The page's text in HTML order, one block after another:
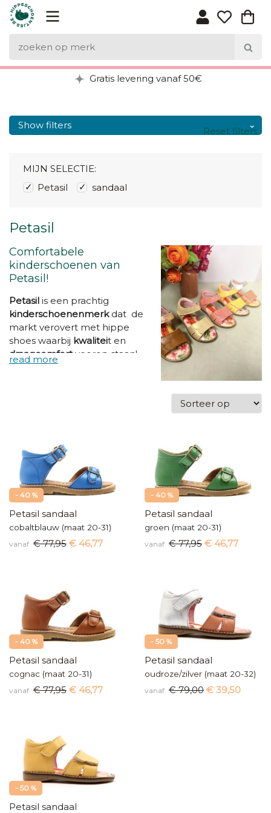
Gratis levering vanaf 50€
Show filters
Petasil
Comfortabele
kinderschoenen van
Petasil!
Petasil is een prachtig
kinderschoenenmerkdat de
markt verovert met hippe
shoes waarbij kwaliteit en
draagcomfort voorop staan!
Dekinderschoenen
deze kinderschoenen zalig
comfortabel! Met deze
kleurrijke schoentjes aan je
voeten kan je de hele wereld
aan!
MIJN SELECTIE:
Petasil
sandaal
Reset filters
- 40 %
Petasil sandaal
cobaltblauw (maat 20-31)
vanaf € 77,95 € 46,77
- 40 %
Petasil sandaal
groen (maat 20-31)
vanaf € 77,95 € 46,77
- 40 %
Petasil sandaal
cognac (maat 20-31)
vanaf € 77,95 € 46,77
- 50 %
Petasil sandaal
oudroze/zilver (maat 20-32)
vanaf € 79,00 € 39,50
- 50 %
Petasil sandaal